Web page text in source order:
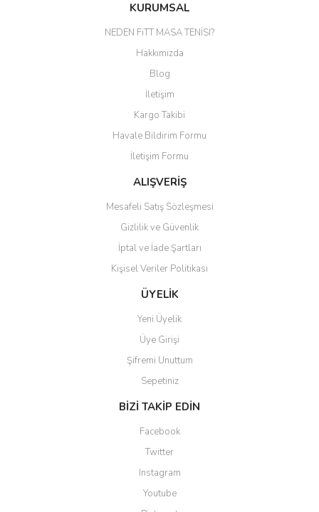
Görüş ve önerileriniz için teşekkür ederiz.
Ürün resmi kalitesiz, bozuk veya görüntülenemiyor.
Ürün açıklamasında eksik bilgiler bulunuyor.
Ürün bilgilerinde hatalar bulunuyor.
Gönder
KURUMSAL
NEDEN FiTT MASA TENİSİ?
Hakkımızda
Blog
İletişim
Kargo Takibi
Havale Bildirim Formu
İletişim Formu
ALIŞVERİŞ
Mesafeli Satış Sözleşmesi
Gizlilik ve Güvenlik
İptal ve İade Şartları
Kişisel Veriler Politikası
ÜYELİK
Yeni Üyelik
Üye Girişi
Şifremi Unuttum
Sepetiniz
BİZİ TAKİP EDİN
Facebook
Twitter
Instagram
Youtube